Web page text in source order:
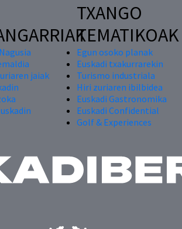
jaiak
TXANGO
TEMATIKOAK
Egun osoko planak
Euskadi txakurrarekin
Turismo industriala
Hiri zuriaren ibilbidea
Euskadi Gastronomika
Euskadi Confidential
Golf & Experiences